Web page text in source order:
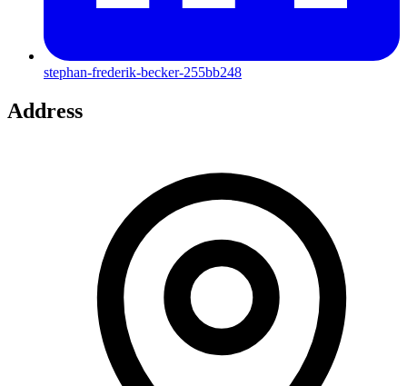
stephan-frederik-becker-255bb248
Address